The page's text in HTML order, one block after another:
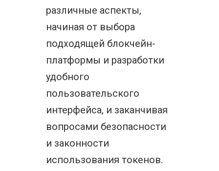
различные аспекты,
начиная от выбора
подходящей блокчейн-
платформы и разработки
удобного
пользовательского
интерфейса, и заканчивая
вопросами безопасности
и законности
использования токенов.